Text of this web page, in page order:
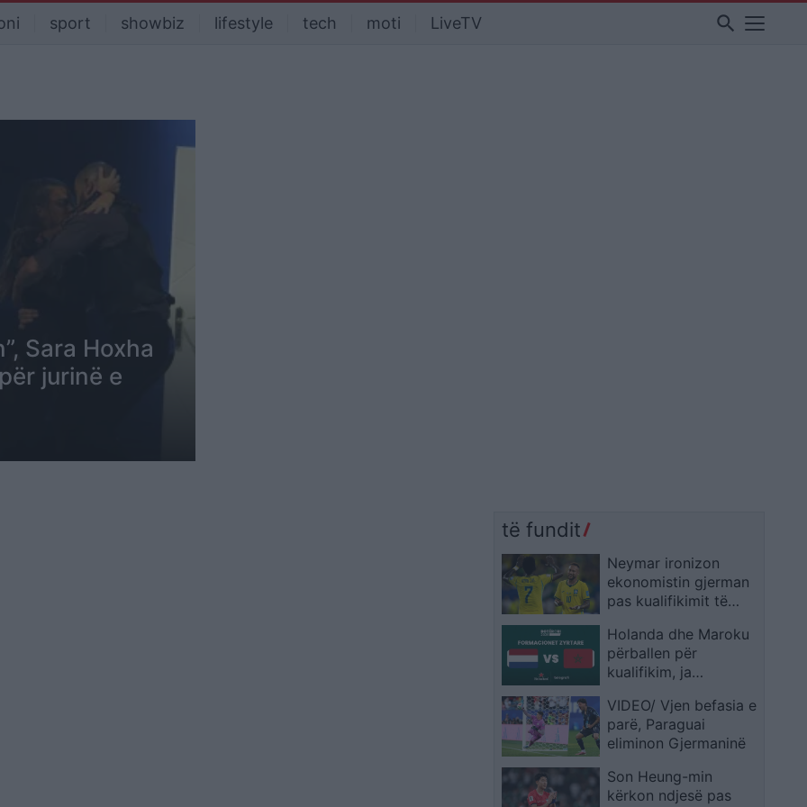
sport showbiz lifestyle tech moti LiveTV search
Sara Hoxha
jurinë e
të fundit
Neymar ironizon
ekonomistin gjerman
pas kualifikimit të
në Botërorin e
ardhshëm
Holanda dhe Maroku
përballen për
kualifikim, ja
VIDEO/ Vjen befasia e
parë, Paraguai
eliminon Gjermaninë
Son Heung-min
kërkon ndjesë pas